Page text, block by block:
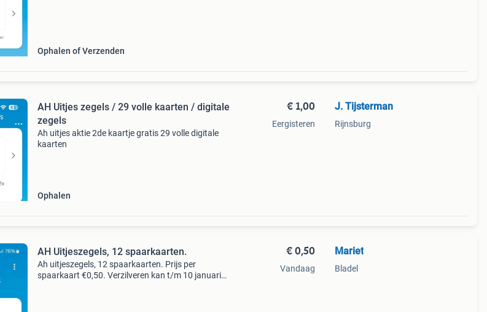
Ophalen of Verzenden
AH Uitjes zegels / 29 volle kaarten / digitale
zegels
Ah uitjes aktie 2de kaartje gratis 29 volle digitale
kaarten
Ophalen
€ 1,00
Eergisteren
J. Tijsterman
Rijnsburg
AH Uitjeszegels, 12 spaarkaarten.
Ah uitjeszegels, 12 spaarkaarten. Prijs per
spaarkaart €0,50. Verzilveren kan t/m 10 januari
€ 0,50
Vandaag
Mariet
Bladel